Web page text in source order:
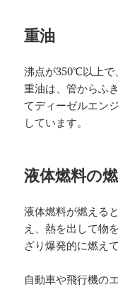
重油
沸点が350℃以上で
重油は、管からふ
てディーゼルエン
しています。
液体燃料の
液体燃料が燃える
え、熱を出して物
ざり爆発的に燃え
自動車や飛行機の